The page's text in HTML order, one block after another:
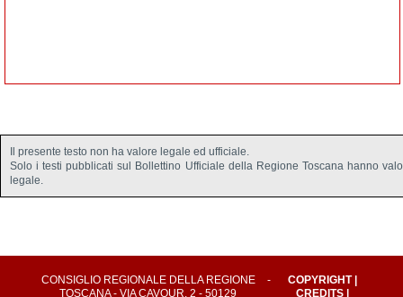
Il presente testo non ha valore legale ed ufficiale.
Solo i testi pubblicati sul Bollettino Ufficiale della Regione Toscana hanno
legale.
CONSIGLIO REGIONALE DELLA REGIONE
TOSCANA - VIA CAVOUR, 2 - 50129
- COPYRIGHT|
CREDITS|